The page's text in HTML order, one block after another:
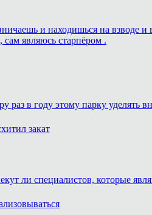
и находишься на
являюсь старпёром .
в году этому парку уделять
закат
ли специалистов, которые